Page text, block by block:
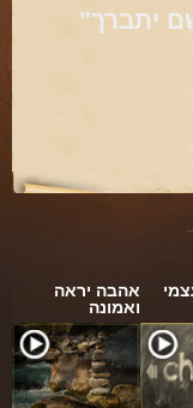
יתברך"
אהבה יראה
ואמונה